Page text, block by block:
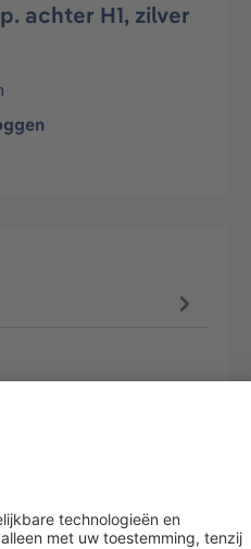
achter H1, zilver